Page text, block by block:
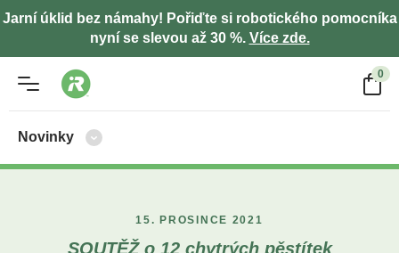
Jarní úklid bez námahy! Pořiďte si robotického pomocníka
nyní se slevou až 30 %. Více zde.
0
Novinky
15. PROSINCE 2021
SOUTĚŽ o 12 chytrých pěstítek